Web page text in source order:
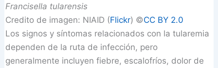
Francisella tularensis
Credito de imagen: NIAID (Flickr) ©️CC BY 2.0
Los signos y síntomas relacionados con la tularemia
dependen de la ruta de infección, pero
generalmente incluyen fiebre, escalofríos, dolor de